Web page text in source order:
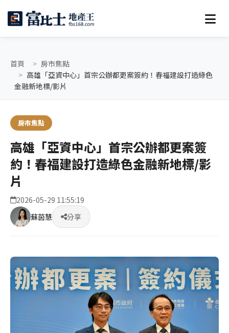
首頁
房市焦點
高雄「亞資中心」首宗公辦都更案簽約！春福建設打造綠色
金融新地標/影片
房市焦點
高雄「亞資中心」首宗公辦都更案簽
約！春福建設打造綠色金融新地標/影
片
2026-05-29 11:55:19
蘇茵慧
分享